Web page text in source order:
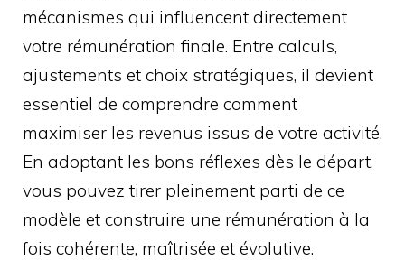
mécanismes qui influencent directement
votre rémunération finale. Entre calculs,
ajustements et choix stratégiques, il devient
essentiel de comprendre comment
maximiser les revenus issus de votre activité.
En adoptant les bons réflexes dès le départ,
vous pouvez tirer pleinement parti de ce
modèle et construire une rémunération à la
fois cohérente, maîtrisée et évolutive.